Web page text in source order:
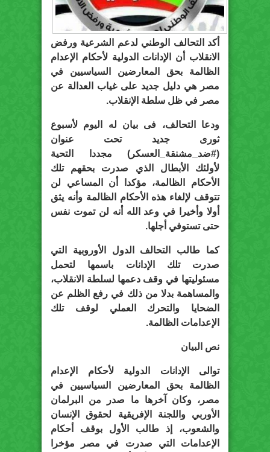
أكد التحالف الوطني لدعم الشرعية ورفض
الانقلاب أن الإدانات الدولية لأحكام الإعدام
الظالمة بحق المعارضين السياسيين في
مصر هي دليل جديد على غياب العدالة عن
مصر في ظل سلطة الإنقلاب.
ودعا التحالف، فى بيان له اليوم لأسبوع
ثورى جديد تحت عنوان
(#ضد_مشنقة_العسكر) مجددا التحية
لأولئك الأبطال الذي صدرت بحقهم تلك
الأحكام الظالمة، مؤكدا أن المساعي لن
تتوقف لإلغاء هذه الأحكام الظالمة وأنه يثق
أولا وأخيرا في وعد الله أنه لن تموت نفس
حتى تستوفي أجلها.
كما طالب التحالف الدول الأوروبية التي
صدرت تلك الإدانات باسمها لتحمل
مسئوليتها في وقف دعمها لسلطة الانقلاب،
والمساهمة بدلا من ذلك في رفع الظلم عن
الضحايا والتحرك العملي لوقف تلك
الإعدامات الظالمة.
نص البيان
توالى الإدانات الدولية لأحكام الإعدام
الظالمة بحق المعارضين السياسيين في
مصر، وكان آخرها ما صدر من البرلمان
الأوربي واللجنة الإفريقية لحقوق الإنسان
والشعوب، إذ طالب الأول بوقف أحكام
الإعدامات التي صدرت في مصر مؤخرا